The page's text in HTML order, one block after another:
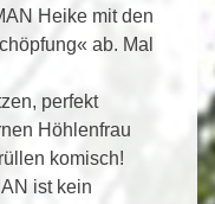
Heike mit den
ab. Mal
perfekt
Höhlenfrau
komisch!
ist kein